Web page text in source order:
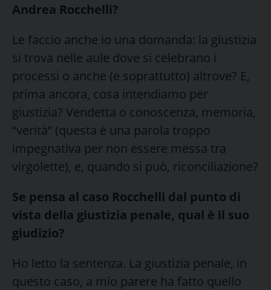
Andrea Rocchelli?
Le faccio anche io una domanda: la giustizia
si trova nelle aule dove si celebrano i
processi o anche (e soprattutto) altrove? E,
prima ancora, cosa intendiamo per
giustizia? Vendetta o conoscenza, memoria,
“verità” (questa è una parola troppo
impegnativa per non essere messa tra
virgolette), e, quando si può, riconciliazione?
Se pensa al caso Rocchelli dal punto di
vista della giustizia penale, qual è il suo
giudizio?
Ho letto la sentenza. La giustizia penale, in
questo caso, a mio parere ha fatto quello